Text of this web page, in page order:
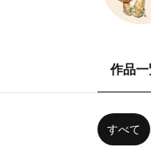
作品一
すべて